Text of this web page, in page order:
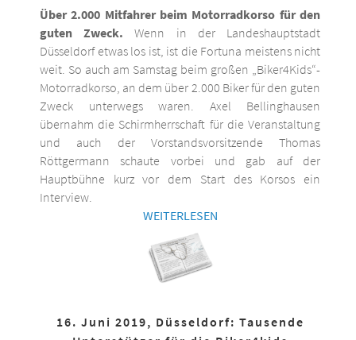
Über 2.000 Mitfahrer beim Motorradkorso für den
guten Zweck. Wenn in der Landeshauptstadt
Düsseldorf etwas los ist, ist die Fortuna meistens nicht
weit. So auch am Samstag beim großen „Biker4Kids“-
Motorradkorso, an dem über 2.000 Biker für den guten
Zweck unterwegs waren. Axel Bellinghausen
übernahm die Schirmherrschaft für die Veranstaltung
und auch der Vorstandsvorsitzende Thomas
Röttgermann schaute vorbei und gab auf der
Hauptbühne kurz vor dem Start des Korsos ein
Interview.
WEITERLESEN
16. Juni 2019, Düsseldorf: Tausende